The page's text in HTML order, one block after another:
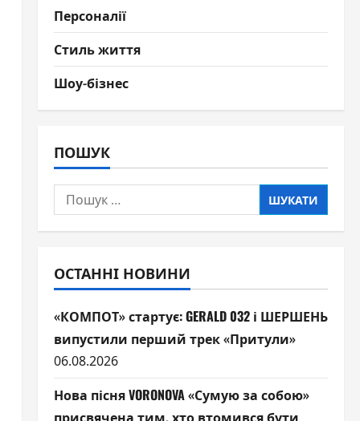
Персоналії
Стиль життя
Шоу-бізнес
ПОШУК
Пошук:
ОСТАННІ НОВИНИ
«КОМПОТ» стартує: GERALD 032 і ШЕРШЕНЬ
випустили перший трек «Притули»
06.08.2026
Нова пісня VORONOVA «Сумую за собою»